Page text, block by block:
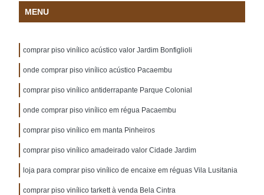
MENU
comprar piso vinílico acústico valor Jardim Bonfiglioli
onde comprar piso vinílico acústico Pacaembu
comprar piso vinílico antiderrapante Parque Colonial
onde comprar piso vinílico em régua Pacaembu
comprar piso vinílico em manta Pinheiros
comprar piso vinílico amadeirado valor Cidade Jardim
loja para comprar piso vinílico de encaixe em réguas Vila Lusitania
comprar piso vinílico tarkett à venda Bela Cintra